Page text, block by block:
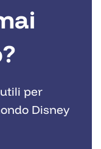
per
Disney